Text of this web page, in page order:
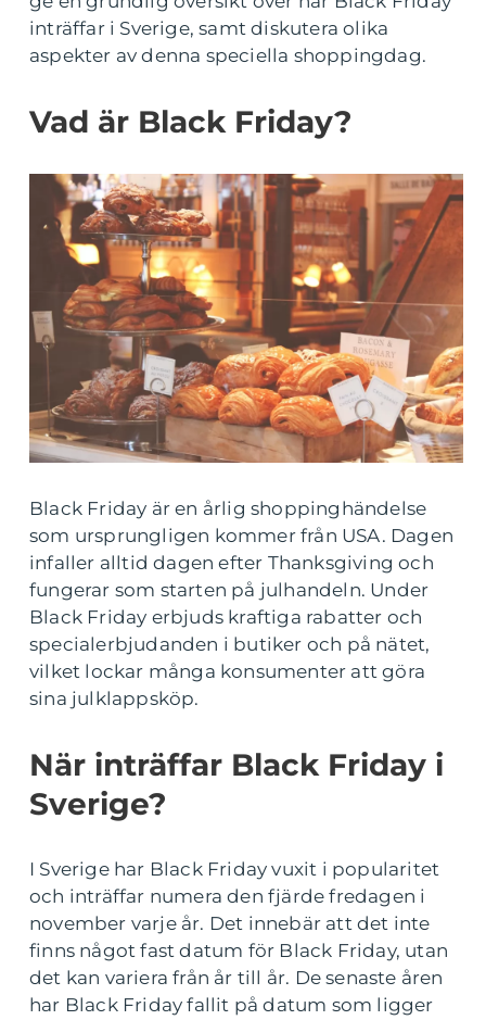
inträffar i Sverige, samt diskutera olika
aspekter av denna speciella shoppingdag.
Vad är Black Friday?
Black Friday är en årlig shoppinghändelse
som ursprungligen kommer från USA. Dagen
infaller alltid dagen efter Thanksgiving och
fungerar som starten på julhandeln. Under
Black Friday erbjuds kraftiga rabatter och
specialerbjudanden i butiker och på nätet,
vilket lockar många konsumenter att göra
sina julklappsköp.
När inträffar Black Friday i
Sverige?
I Sverige har Black Friday vuxit i popularitet
och inträffar numera den fjärde fredagen i
november varje år. Det innebär att det inte
finns något fast datum för Black Friday, utan
det kan variera från år till år. De senaste åren
har Black Friday fallit på datum som ligger